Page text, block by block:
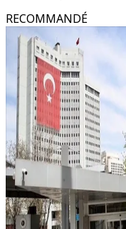
RECOMMANDÉ